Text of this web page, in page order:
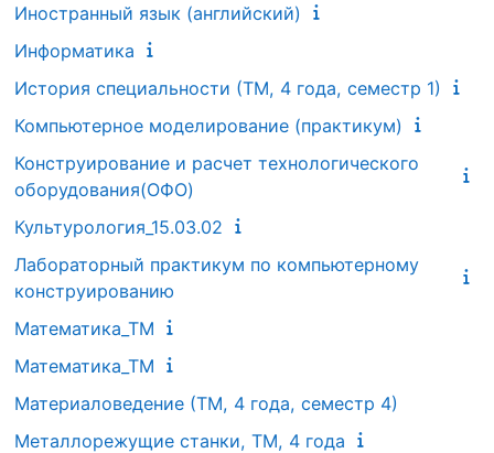
Иностранный язык (английский)
Информатика
История специальности (ТМ, 4 года, семестр 1)
Компьютерное моделирование (практикум)
Конструирование и расчет технологического
оборудования(ОФО)
Культурология_15.03.02
Лабораторный практикум по компьютерному
конструированию
Математика_ТМ
Математика_ТМ
Материаловедение (ТМ, 4 года, семестр 4)
Металлорежущие станки, ТМ, 4 года